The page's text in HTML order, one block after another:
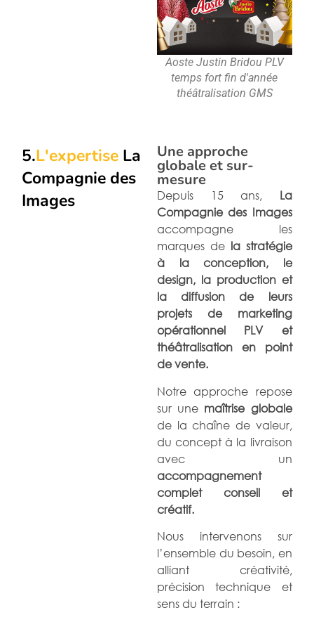
Aoste Justin Bridou PLV
temps fort fin d'année
théâtralisation GMS
5.L'expertise La
Compagnie des
Images
Une approche
globale et sur-
mesure
Depuis 15 ans, La
Compagnie des Images
accompagne les
marques dela stratégie
à la conception, le
design, la production et
la diffusion de leurs
projets de marketing
opérationnel PLV et
théâtralisation en point
de vente.
Notre approche repose
sur une maîtrise globale
de la chaîne de valeur,
du concept à la livraison
avec un
accompagnement
complet conseil et
créatif.
Nous intervenons sur
l’ensemble du besoin, en
alliant créativité,
précision technique et
sens du terrain :